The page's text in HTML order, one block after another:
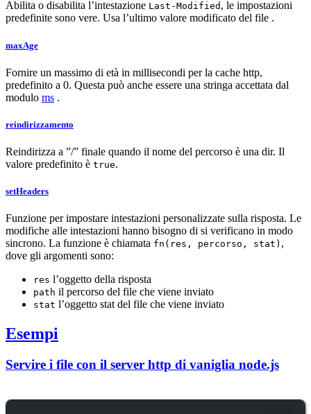
Abilita o disabilita l’intestazione Last-Modified , le impostazioni
predefinite sono vere. Usa l’ultimo valore modificato del file .
maxAge
Fornire un massimo di età in millisecondi per la cache http,
predefinito a 0. Questa può anche essere una stringa accettata dal
modulo ms .
reindirizzamento
Reindirizza a ”/” finale quando il nome del percorso è una dir. Il
valore predefinito è true.
setHeaders
Funzione per impostare intestazioni personalizzate sulla risposta. Le
modifiche alle intestazioni hanno bisogno di si verificano in modo
sincrono. La funzione è chiamata fn(res, percorso, stat) ,
dove gli argomenti sono:
res l’oggetto della risposta
path il percorso del file che viene inviato
stat l’oggetto stat del file che viene inviato
Esempi
Servire i file con il server http di vaniglia node.js